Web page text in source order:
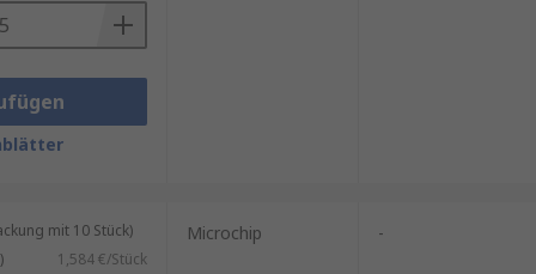
mit 10 Stück)
1,584 €/Stück
Microchip -